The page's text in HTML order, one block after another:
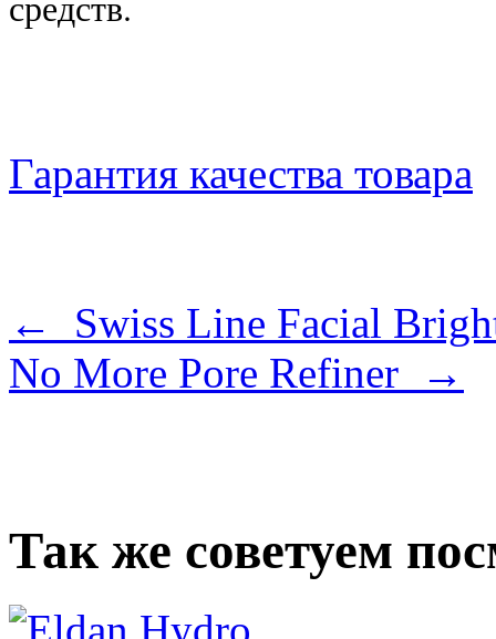
Гарантия качества товара
← Swiss Line Facial
No More Pore Refiner →
Так же советуем